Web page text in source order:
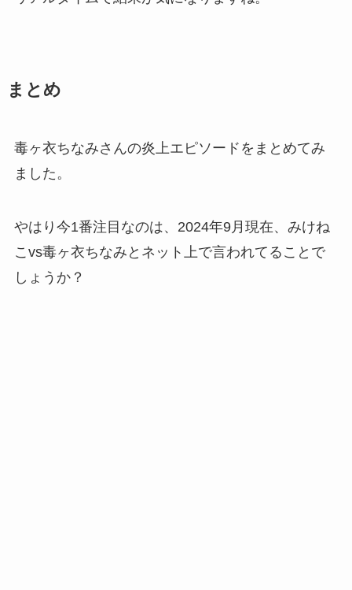
まとめ
毒ヶ衣ちなみさんの炎上エピソード をまとめてみ
ました。
やはり今1番注目なのは、 2024年9月現在、みけね
こvs毒ヶ衣ちなみ とネット上で言われてることで
しょうか？